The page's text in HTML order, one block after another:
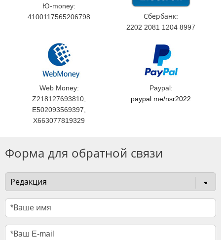
Ю-money:
4100117565206798
Сбербанк:
2202 2081 1204 8997
Web Money:
Z218127693810,
E502093569397,
X663077819329
Paypal:
paypal.me/nsr2022
Форма для обратной связи